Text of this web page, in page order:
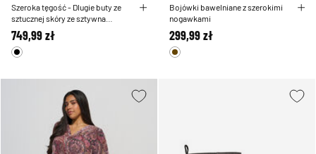
Szeroka tęgość - Dlugie buty ze
sztucznej skóry ze sztywna
podeszwa
749,99 zł
Bojówki bawelniane z szerokimi
nogawkami
299,99 zł